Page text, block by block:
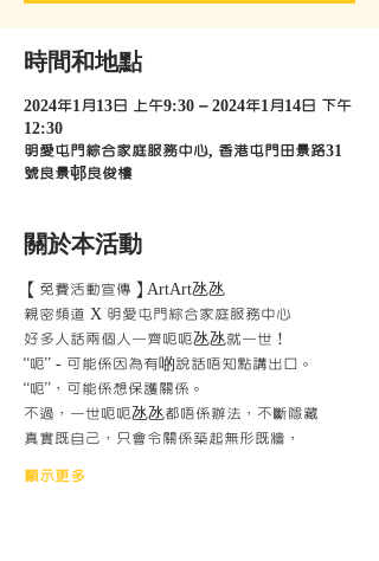
時間和地點
2024年1月13日 上午9:30 – 2024年1月14日 下午
12:30
明愛屯門綜合家庭服務中心, 香港屯門田景路31
號良景邨良俊樓
關於本活動
【免費活動宣傳】ArtArt氹氹
親密頻道 X 明愛屯門綜合家庭服務中心
好多人話兩個人一齊呃呃氹氹就一世！
“呃” - 可能係因為有啲說話唔知點講出口。
“呃”，可能係想保護關係。
不過，一世呃呃氹氹都唔係辦法，不斷隱藏
真實既自己，只會令關係築起無形既牆，
顯示更多